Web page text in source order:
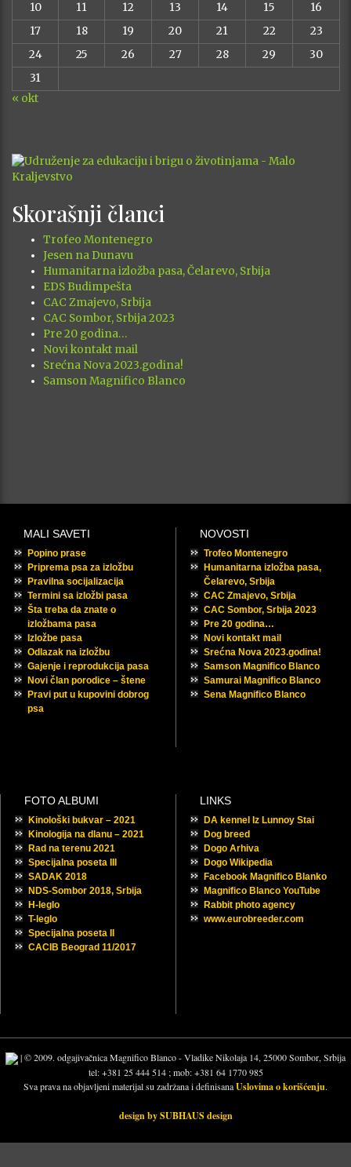
10
11 12 13 14 15
16
17
18 19 20 21 22
23
24
25 26 27 28 29
30
31
« okt
Skorašnji članci
Trofeo Montenegro
Jesen na Dunavu
Humanitarna izložba pasa, Čelarevo, Srbija
EDS Budimpešta
CAC Zmajevo, Srbija
CAC Sombor, Srbija 2023
Pre 20 godina…
Novi kontakt mail
Srećna Nova 2023.godina!
Samson Magnifico Blanco
MALI SAVETI
Popino prase
Priprema psa za izložbu
Pravilna socijalizacija
Termini sa izložbi pasa
Šta treba da znate o
izložbama pasa
Izložbe pasa
Odlazak na izložbu
Gajenje i reprodukcija pasa
Novi član porodice – štene
Pravi put u kupovini dobrog
psa
NOVOSTI
Trofeo Montenegro
Humanitarna izložba pasa,
Čelarevo, Srbija
CAC Zmajevo, Srbija
CAC Sombor, Srbija 2023
Pre 20 godina…
Novi kontakt mail
Srećna Nova 2023.godina!
Samson Magnifico Blanco
Samurai Magnifico Blanco
Sena Magnifico Blanco
FOTO ALBUMI
Kinološki bukvar – 2021
Kinologija na dlanu – 2021
Rad na terenu 2021
Specijalna poseta III
SADAK 2018
NDS-Sombor 2018, Srbija
H-leglo
T-leglo
Specijalna poseta II
CACIB Beograd 11/2017
LINKS
DA kennel Iz Lunnoy Stai
Dog breed
Dogo Arhiva
Dogo Wikipedia
Facebook Magnifico Blanko
Magnifico Blanco YouTube
Rabbit photo agency
www.eurobreeder.com
| © 2009. odgajivačnica Magnifico Blanco - Vladike Nikolaja 14, 25000 Sombor, Srbija
tel: +381 25 444 514 ; mob: +381 64 1770 985
Sva prava na objavljeni materijal su zadržana i definisanaUslovima o korišćenju.
design by SUBHAUS design